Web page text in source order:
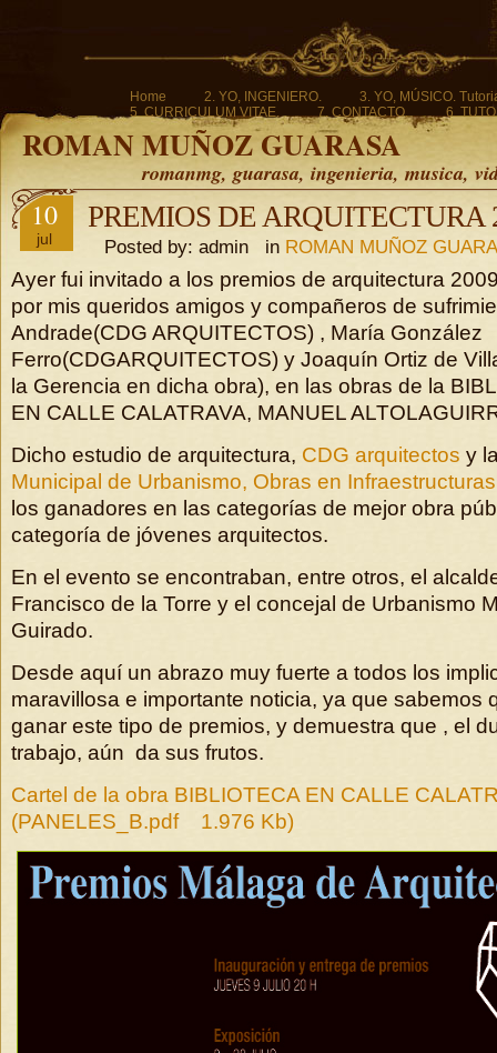
Home 2. YO, INGENIERO.
3. YO, MÚSICO.
5. CURRICULUM VITAE.
7. CONTACTO. 6.
ROMAN MUÑOZ GUARASA
romanmg, guarasa, ingenieria, musica,
10
jul
PREMIOS DE ARQUITECTURA
Posted by: admin in ROMAN MUÑOZ
Ayer fui invitado a los premios de arquitectura
por mis queridos amigos y compañeros de
Andrade(CDG ARQUITECTOS) , María González
Ferro(CDGARQUITECTOS) y Joaquín Ortiz de
la Gerencia en dicha obra), en las obras de la
EN CALLE CALATRAVA, MANUEL
Dicho estudio de arquitectura, CDG arquitectos y
Municipal de Urbanismo, Obras en
los ganadores en las categorías de mejor obra
categoría de jóvenes arquitectos.
En el evento se encontraban, entre otros, el
Francisco de la Torre y el concejal de Urbanismo
Guirado.
Desde aquí un abrazo muy fuerte a todos los
maravillosa e importante noticia, ya que sabemos
ganar este tipo de premios, y demuestra que , el
trabajo, aún da sus frutos.
Cartel de la obra BIBLIOTECA EN CALLE
(PANELES_B.pdf 1.976 Kb)